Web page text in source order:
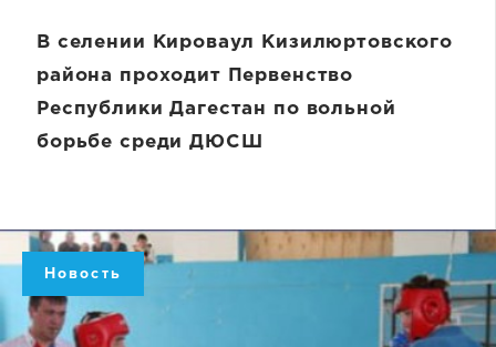
В селении Кироваул Кизилюртовского
района проходит Первенство
Республики Дагестан по вольной
борьбе среди ДЮСШ
Новость